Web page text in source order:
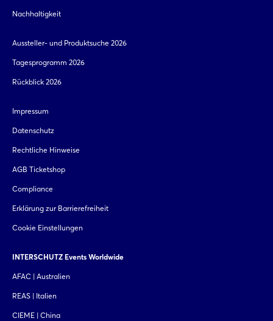
Nachhaltigkeit
Aussteller- und Produktsuche 2026
Tagesprogramm 2026
Rückblick 2026
Impressum
Datenschutz
Rechtliche Hinweise
AGB Ticketshop
Compliance
Erklärung zur Barrierefreiheit
Cookie Einstellungen
INTERSCHUTZ Events Worldwide
AFAC | Australien
REAS | Italien
CIEME | China